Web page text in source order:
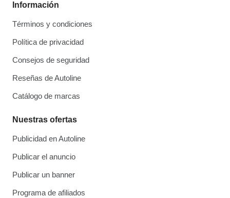
Información
Términos y condiciones
Política de privacidad
Consejos de seguridad
Reseñas de Autoline
Catálogo de marcas
Nuestras ofertas
Publicidad en Autoline
Publicar el anuncio
Publicar un banner
Programa de afiliados